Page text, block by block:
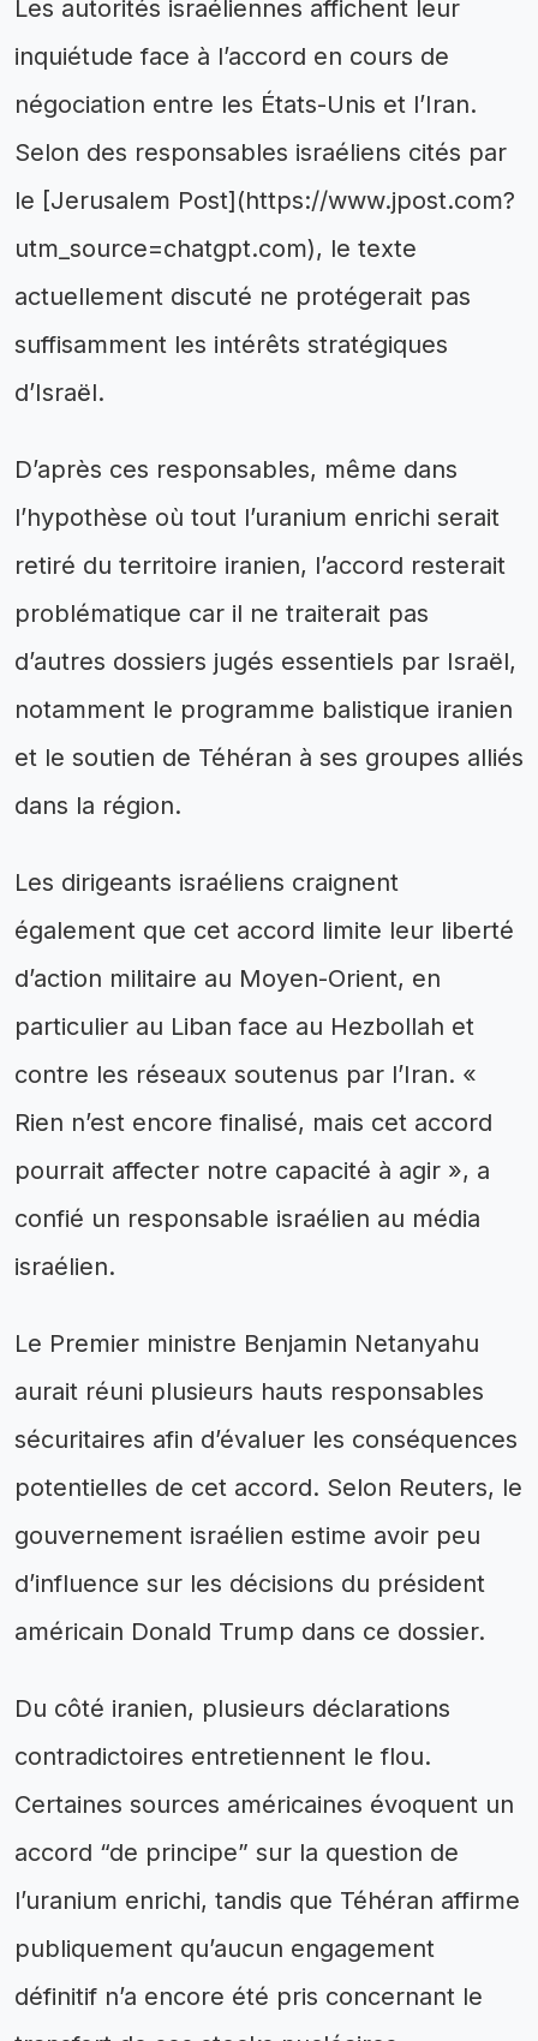
Les autorités israéliennes affichent leur
inquiétude face à l’accord en cours de
négociation entre les États-Unis et l’Iran.
Selon des responsables israéliens cités par
le [Jerusalem Post](https://www.jpost.com?
utm_source=chatgpt.com), le texte
actuellement discuté ne protégerait pas
suffisamment les intérêts stratégiques
d’Israël.
D’après ces responsables, même dans
l’hypothèse où tout l’uranium enrichi serait
retiré du territoire iranien, l’accord resterait
problématique car il ne traiterait pas
d’autres dossiers jugés essentiels par Israël,
notamment le programme balistique iranien
et le soutien de Téhéran à ses groupes alliés
dans la région.
Les dirigeants israéliens craignent
également que cet accord limite leur liberté
d’action militaire au Moyen-Orient, en
particulier au Liban face au Hezbollah et
contre les réseaux soutenus par l’Iran. «
Rien n’est encore finalisé, mais cet accord
pourrait affecter notre capacité à agir », a
confié un responsable israélien au média
israélien.
Le Premier ministre Benjamin Netanyahu
aurait réuni plusieurs hauts responsables
sécuritaires afin d’évaluer les conséquences
potentielles de cet accord. Selon Reuters, le
gouvernement israélien estime avoir peu
d’influence sur les décisions du président
américain Donald Trump dans ce dossier.
Du côté iranien, plusieurs déclarations
contradictoires entretiennent le flou.
Certaines sources américaines évoquent un
accord “de principe” sur la question de
l’uranium enrichi, tandis que Téhéran affirme
publiquement qu’aucun engagement
définitif n’a encore été pris concernant le